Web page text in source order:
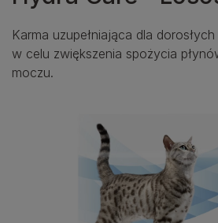
Karma uzupełniająca dla
w celu zwiększenia spożycia
moczu.